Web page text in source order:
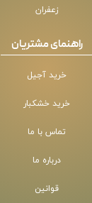
زعفران
راهنمای مشتریان
خرید آجیل
خرید خشکبار
تماس با ما
درباره ما
قوانین